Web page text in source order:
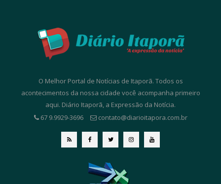
O Melhor Portal de Notícias de Itaporã. Todos os
acontecimentos da nossa cidade você acompanha primeiro
aqui. Diário Itaporã, a Expressão da Notícia.
67 9.9929-3696
contato@diarioitapora.com.br